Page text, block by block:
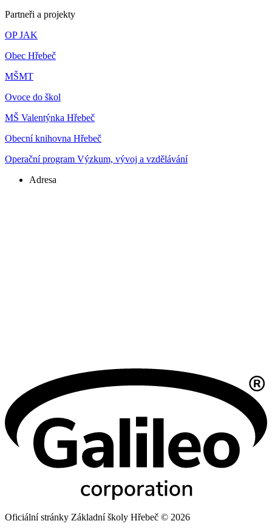
Partneři a projekty
OP JAK
Obec Hřebeč
MŠMT
Ovoce do škol
MŠ Valentýnka Hřebeč
Obecní knihovna Hřebeč
Operační program Výzkum, vývoj a vzdělávání
Adresa
Oficiální stránky Základní školy Hřebeč © 2026